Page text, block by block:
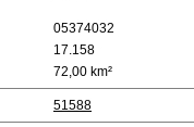
05374032
17.158
72,00 km²
51588